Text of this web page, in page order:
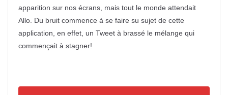
apparition sur nos écrans, mais tout le monde attendait
Allo. Du bruit commence à se faire su sujet de cette
application, en effet, un Tweet à brassé le mélange qui
commençait à stagner!